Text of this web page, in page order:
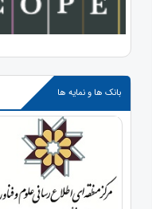
بانک ها و نمایه ها